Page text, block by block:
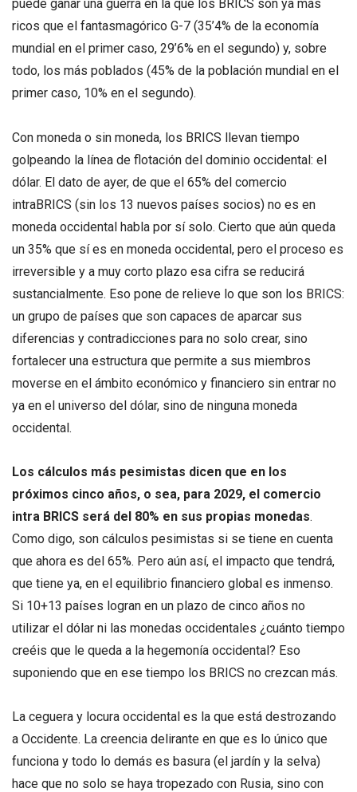
puede ganar una guerra en la que los BRICS son ya más
ricos que el fantasmagórico G-7 (35’4% de la economía
mundial en el primer caso, 29’6% en el segundo) y, sobre
todo, los más poblados (45% de la población mundial en el
primer caso, 10% en el segundo).
Con moneda o sin moneda, los BRICS llevan tiempo
golpeando la línea de flotación del dominio occidental: el
dólar. El dato de ayer, de que el 65% del comercio
intraBRICS (sin los 13 nuevos países socios) no es en
moneda occidental habla por sí solo. Cierto que aún queda
un 35% que sí es en moneda occidental, pero el proceso es
irreversible y a muy corto plazo esa cifra se reducirá
sustancialmente. Eso pone de relieve lo que son los BRICS:
un grupo de países que son capaces de aparcar sus
diferencias y contradicciones para no solo crear, sino
fortalecer una estructura que permite a sus miembros
moverse en el ámbito económico y financiero sin entrar no
ya en el universo del dólar, sino de ninguna moneda
occidental.
Los cálculos más pesimistas dicen que en los
próximos cinco años, o sea, para 2029, el comercio
intra BRICS será del 80% en sus propias monedas.
Como digo, son cálculos pesimistas si se tiene en cuenta
que ahora es del 65%. Pero aún así, el impacto que tendrá,
que tiene ya, en el equilibrio financiero global es inmenso.
Si 10+13 países logran en un plazo de cinco años no
utilizar el dólar ni las monedas occidentales ¿cuánto tiempo
creéis que le queda a la hegemonía occidental? Eso
suponiendo que en ese tiempo los BRICS no crezcan más.
La ceguera y locura occidental es la que está destrozando
a Occidente. La creencia delirante en que es lo único que
funciona y todo lo demás es basura (el jardín y la selva)
hace que no solo se haya tropezado con Rusia, sino con